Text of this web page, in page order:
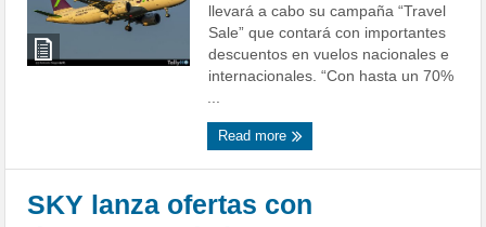
llevará a cabo su campaña “Travel
Sale” que contará con importantes
descuentos en vuelos nacionales e
internacionales. “Con hasta un 70%
...
Read more
SKY lanza ofertas con